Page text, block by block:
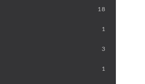
18
1
3
1